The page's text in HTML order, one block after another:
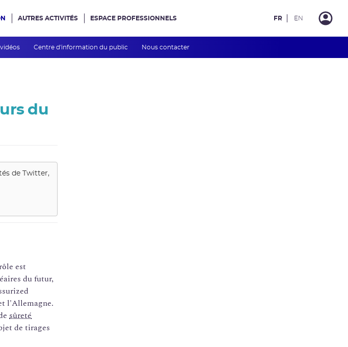
Centre d'information du public Nous contacter
AUTRES ACTIVITÉS ESPACE PROFESSIONNELS FR EN
du
de
Twitter,
est
du futur,
l'Allemagne.
sûreté
de tirages